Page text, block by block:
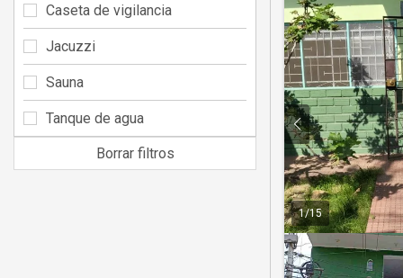
1/15
Caseta de vigilancia
Jacuzzi
Sauna
Tanque de agua
Borrar filtros